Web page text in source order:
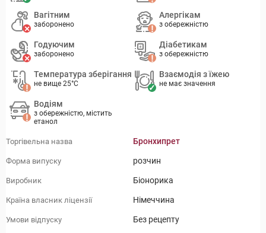
Вагітним
заборонено
Алергікам
з обережністю
Годуючим
заборонено
Діабетикам
з обережністю
Температура зберігання
не вище 25°C
Взаємодія з їжею
не має значення
Водіям
з обережністю, містить
етанол
Торгівельна назва Бронхипрет
Форма випуску розчин
Виробник Біонорика
Країна власник ліцензії Німеччина
Умови відпуску Без рецепту